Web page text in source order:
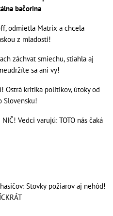
bačorina
odmietla Matrix a chcela
z mladosti!
záchvat smiechu, stiahla aj
sa ani vy!
Ostrá kritika politikov, útoky od
Slovensku!
Vedci varujú: TOTO nás čaká
Stovky požiarov aj nehôd!